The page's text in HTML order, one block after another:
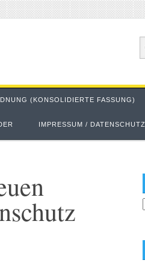
(KONSOLIDIERTE FASSUNG)
IMPRESSUM / DATENSCHUTZ